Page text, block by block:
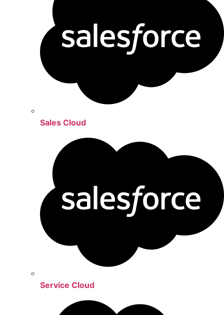
Sales Cloud
Service Cloud